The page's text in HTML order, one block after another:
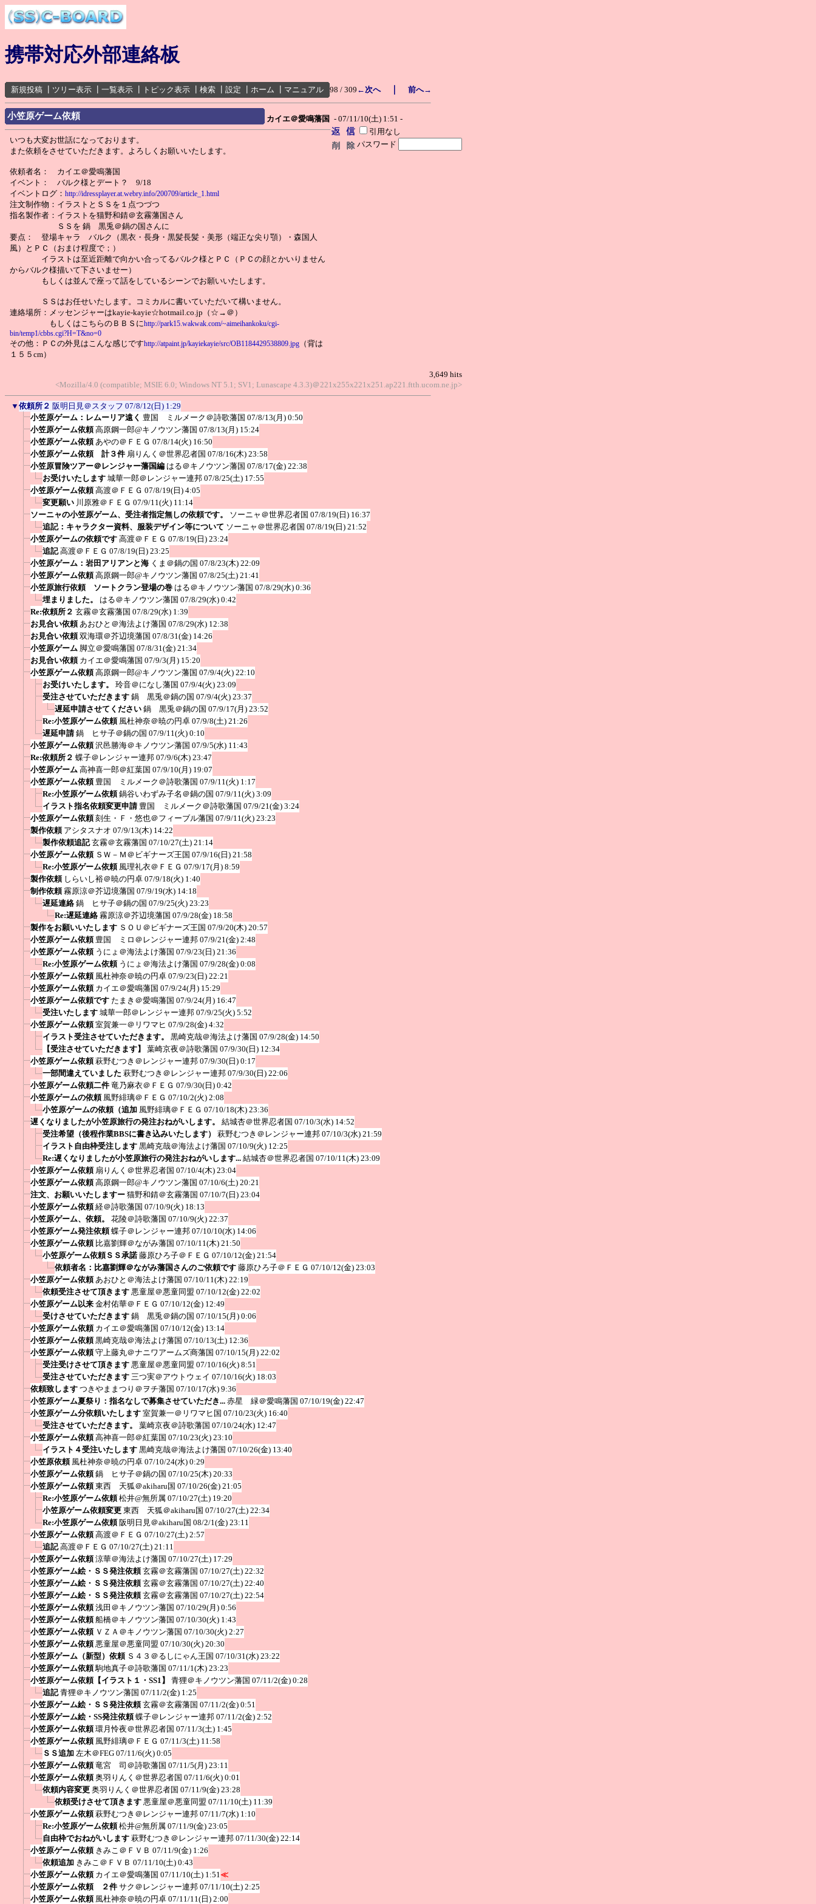
携帯対応外部連絡板
新規投稿 ツリー表示 一覧表示 トピック表示 検索 設定 ホーム マニュアル 98 / 309 ←次へ｜ 前へ→
小笠原ゲーム依頼 カイエ＠愛鳴藩国 - 07/11/10(土) 1:51 -
引用なし
パスワード
いつも大変お世話になっております。
また依頼をさせていただきます。よろしくお願いいたします。
依頼者名： カイエ＠愛鳴藩国
イベント： バルク様とデート？ 9/18
イベントログ： http://idressplayer.at.webry.info/200709/article_1.html
注文制作物：イラストとＳＳを１点つづつ
指名製作者：イラストを猫野和錆＠玄霧藩国さん
ＳＳを 鍋 黒兎＠鍋の国さんに
要点： 登場キャラ バルク（黒衣・長身・黒髪長髪・美形（端正な尖り顎）・森国人
風）とＰＣ（おまけ程度で；）
イラストは至近距離で向かい合ってるバルク様とＰＣ（ＰＣの顔とかいりません
からバルク様描いて下さいませー）
もしくは並んで座って話をしているシーンでお願いいたします。
ＳＳはお任せいたします。コミカルに書いていただいて構いません。
連絡場所：メッセンジャーはkayie-kayie☆hotmail.co.jp（☆→＠）
もしくはこちらのＢＢＳにhttp://park15.wakwak.com/~aimeihankoku/cgi-
bin/temp1/cbbs.cgi?H=T&no=0
その他：ＰＣの外見はこんな感じですhttp://atpaint.jp/kayiekayie/src/OB1184429538809.jpg （背は
１５５cm）
3,649 hits
<Mozilla/4.0 (compatible; MSIE 6.0; Windows NT 5.1; SV1; Lunascape 4.3.3)＠221x255x221x251.ap221.ftth.ucom.ne.jp>
▼ 依頼所２ 阪明日見＠スタッフ 07/8/12(日) 1:29
小笠原ゲーム：レムーリア遠く 豊国 ミルメーク＠詩歌藩国 07/8/13(月) 0:50
小笠原ゲーム依頼 高原鋼一郎@キノウツン藩国 07/8/13(月) 15:24
小笠原ゲーム依頼 あやの＠ＦＥＧ 07/8/14(火) 16:50
小笠原ゲーム依頼 計３件 扇りんく＠世界忍者国 07/8/16(木) 23:58
小笠原冒険ツアー＠レンジャー藩国編 はる＠キノウツン藩国 07/8/17(金) 22:38
お受けいたします 城華一郎＠レンジャー連邦 07/8/25(土) 17:55
小笠原ゲーム依頼 高渡＠ＦＥＧ 07/8/19(日) 4:05
変更願い 川原雅＠ＦＥＧ 07/9/11(火) 11:14
ソーニャの小笠原ゲーム、受注者指定無しの依頼です。
ソーニャ＠世界忍者国 07/8/19(日) 16:37
追記：キャラクター資料、服装デザイン等について ソーニャ＠世界忍者国 07/8/19(日) 21:52
小笠原ゲームの依頼です 高渡＠ＦＥＧ 07/8/19(日) 23:24
追記 高渡＠ＦＥＧ 07/8/19(日) 23:25
小笠原ゲーム：岩田アリアンと海 くま＠鍋の国 07/8/23(木) 22:09
小笠原ゲーム依頼 高原鋼一郎@キノウツン藩国 07/8/25(土) 21:41
小笠原旅行依頼 ソートクラン登場の巻 はる＠キノウツン藩国 07/8/29(水) 0:36
埋まりました。
はる＠キノウツン藩国 07/8/29(水) 0:42
Re:依頼所２ 玄霧＠玄霧藩国 07/8/29(水) 1:39
お見合い依頼 あおひと＠海法よけ藩国 07/8/29(水) 12:38
お見合い依頼 双海環＠芥辺境藩国 07/8/31(金) 14:26
小笠原ゲーム 脚立＠愛鳴藩国 07/8/31(金) 21:34
お見合い依頼 カイエ＠愛鳴藩国 07/9/3(月) 15:20
小笠原ゲーム依頼 高原鋼一郎@キノウツン藩国 07/9/4(火) 22:10
お受けいたします。
玲音＠になし藩国 07/9/4(火) 23:09
受注させていただきます 鍋 黒兎＠鍋の国 07/9/4(火) 23:37
遅延申請させてください 鍋 黒兎＠鍋の国 07/9/17(月) 23:52
Re:小笠原ゲーム依頼 風杜神奈＠暁の円卓 07/9/8(土) 21:26
遅延申請 鍋 ヒサ子＠鍋の国 07/9/11(火) 0:10
小笠原ゲーム依頼 沢邑勝海＠キノウツン藩国 07/9/5(水) 11:43
Re:依頼所２ 蝶子＠レンジャー連邦 07/9/6(木) 23:47
小笠原ゲーム 高神喜一郎＠紅葉国 07/9/10(月) 19:07
小笠原ゲーム依頼 豊国 ミルメーク＠詩歌藩国 07/9/11(火) 1:17
Re:小笠原ゲーム依頼 鍋谷いわずみ子名＠鍋の国 07/9/11(火) 3:09
イラスト指名依頼変更申請 豊国 ミルメーク＠詩歌藩国 07/9/21(金) 3:24
小笠原ゲーム依頼 刻生・Ｆ・悠也＠フィーブル藩国 07/9/11(火) 23:23
製作依頼 アシタスナオ 07/9/13(木) 14:22
製作依頼追記 玄霧＠玄霧藩国 07/10/27(土) 21:14
小笠原ゲーム依頼 ＳＷ－Ｍ＠ビギナーズ王国 07/9/16(日) 21:58
Re:小笠原ゲーム依頼 風理礼衣＠ＦＥＧ 07/9/17(月) 8:59
製作依頼 しらいし裕＠暁の円卓 07/9/18(火) 1:40
制作依頼 霧原涼＠芥辺境藩国 07/9/19(水) 14:18
遅延連絡 鍋 ヒサ子＠鍋の国 07/9/25(火) 23:23
Re:遅延連絡 霧原涼＠芥辺境藩国 07/9/28(金) 18:58
製作をお願いいたします ＳＯＵ＠ビギナーズ王国 07/9/20(木) 20:57
小笠原ゲーム依頼 豊国 ミロ＠レンジャー連邦 07/9/21(金) 2:48
小笠原ゲーム依頼 うにょ＠海法よけ藩国 07/9/23(日) 21:36
Re:小笠原ゲーム依頼 うにょ＠海法よけ藩国 07/9/28(金) 0:08
小笠原ゲーム依頼 風杜神奈＠暁の円卓 07/9/23(日) 22:21
小笠原ゲーム依頼 カイエ＠愛鳴藩国 07/9/24(月) 15:29
小笠原ゲーム依頼です たまき＠愛鳴藩国 07/9/24(月) 16:47
受注いたします 城華一郎＠レンジャー連邦 07/9/25(火) 5:52
小笠原ゲーム依頼 室賀兼一＠リワマヒ 07/9/28(金) 4:32
イラスト受注させていただきます。
黒崎克哉＠海法よけ藩国 07/9/28(金) 14:50
【受注させていただきます】
葉崎京夜＠詩歌藩国 07/9/30(日) 12:34
小笠原ゲーム依頼 萩野むつき＠レンジャー連邦 07/9/30(日) 0:17
一部間違えていました 萩野むつき＠レンジャー連邦 07/9/30(日) 22:06
小笠原ゲーム依頼二件 竜乃麻衣＠ＦＥＧ 07/9/30(日) 0:42
小笠原ゲームの依頼 風野緋璃＠ＦＥＧ 07/10/2(火) 2:08
小笠原ゲームの依頼（追加 風野緋璃＠ＦＥＧ 07/10/18(木) 23:36
遅くなりましたが小笠原旅行の発注おねがいします。
結城杏＠世界忍者国 07/10/3(水) 14:52
受注希望（後程作業BBSに書き込みいたします）
萩野むつき＠レンジャー連邦 07/10/3(水) 21:59
イラスト自由枠受注します 黒崎克哉＠海法よけ藩国 07/10/9(火) 12:25
Re:遅くなりましたが小笠原旅行の発注おねがいします... 結城杏＠世界忍者国 07/10/11(木) 23:09
小笠原ゲーム依頼 扇りんく＠世界忍者国 07/10/4(木) 23:04
小笠原ゲーム依頼 高原鋼一郎@キノウツン藩国 07/10/6(土) 20:21
注文、お願いいたしますー 猫野和錆＠玄霧藩国 07/10/7(日) 23:04
小笠原ゲーム依頼 経＠詩歌藩国 07/10/9(火) 18:13
小笠原ゲーム、依頼。
花陵＠詩歌藩国 07/10/9(火) 22:37
小笠原ゲーム発注依頼 蝶子＠レンジャー連邦 07/10/10(水) 14:06
小笠原ゲーム依頼 比嘉劉輝＠ながみ藩国 07/10/11(木) 21:50
小笠原ゲーム依頼ＳＳ承諾 藤原ひろ子＠ＦＥＧ 07/10/12(金) 21:54
依頼者名：比嘉劉輝＠ながみ藩国さんのご依頼です 藤原ひろ子＠ＦＥＧ 07/10/12(金) 23:03
小笠原ゲーム依頼 あおひと＠海法よけ藩国 07/10/11(木) 22:19
依頼受注させて頂きます 悪童屋＠悪童同盟 07/10/12(金) 22:02
小笠原ゲーム以来 金村佑華＠ＦＥＧ 07/10/12(金) 12:49
受けさせていただきます 鍋 黒兎＠鍋の国 07/10/15(月) 0:06
小笠原ゲーム依頼 カイエ＠愛鳴藩国 07/10/12(金) 13:14
小笠原ゲーム依頼 黒崎克哉＠海法よけ藩国 07/10/13(土) 12:36
小笠原ゲーム依頼 守上藤丸＠ナニワアームズ商藩国 07/10/15(月) 22:02
受注受けさせて頂きます 悪童屋＠悪童同盟 07/10/16(火) 8:51
受注させていただきます 三つ実＠アウトウェイ 07/10/16(火) 18:03
依頼致します つきやままつり＠ヲチ藩国 07/10/17(水) 9:36
小笠原ゲーム夏祭り：指名なしで募集させていただき... 赤星 緑＠愛鳴藩国 07/10/19(金) 22:47
小笠原ゲーム分依頼いたします 室賀兼一＠リワマヒ国 07/10/23(火) 16:40
受注させていただきます。
葉崎京夜＠詩歌藩国 07/10/24(水) 12:47
小笠原ゲーム依頼 高神喜一郎＠紅葉国 07/10/23(火) 23:10
イラスト４受注いたします 黒崎克哉＠海法よけ藩国 07/10/26(金) 13:40
小笠原依頼 風杜神奈＠暁の円卓 07/10/24(水) 0:29
小笠原ゲーム依頼 鍋 ヒサ子＠鍋の国 07/10/25(木) 20:33
小笠原ゲーム依頼 東西 天狐＠akiharu国 07/10/26(金) 21:05
Re:小笠原ゲーム依頼 松井@無所属 07/10/27(土) 19:20
小笠原ゲーム依頼変更 東西 天狐＠akiharu国 07/10/27(土) 22:34
Re:小笠原ゲーム依頼 阪明日見＠akiharu国 08/2/1(金) 23:11
小笠原ゲーム依頼 高渡＠ＦＥＧ 07/10/27(土) 2:57
追記 高渡＠ＦＥＧ 07/10/27(土) 21:11
小笠原ゲーム依頼 涼華＠海法よけ藩国 07/10/27(土) 17:29
小笠原ゲーム絵・ＳＳ発注依頼 玄霧＠玄霧藩国 07/10/27(土) 22:32
小笠原ゲーム絵・ＳＳ発注依頼 玄霧＠玄霧藩国 07/10/27(土) 22:40
小笠原ゲーム絵・ＳＳ発注依頼 玄霧＠玄霧藩国 07/10/27(土) 22:54
小笠原ゲーム依頼 浅田＠キノウツン藩国 07/10/29(月) 0:56
小笠原ゲーム依頼 船橋＠キノウツン藩国 07/10/30(火) 1:43
小笠原ゲーム依頼 ＶＺＡ＠キノウツン藩国 07/10/30(火) 2:27
小笠原ゲーム依頼 悪童屋＠悪童同盟 07/10/30(火) 20:30
小笠原ゲーム（新型）依頼 Ｓ４３＠るしにゃん王国 07/10/31(水) 23:22
小笠原ゲーム依頼 駒地真子＠詩歌藩国 07/11/1(木) 23:23
小笠原ゲーム依頼【イラスト１・SS1】
青狸＠キノウツン藩国 07/11/2(金) 0:28
追記 青狸＠キノウツン藩国 07/11/2(金) 1:25
小笠原ゲーム絵・ＳＳ発注依頼 玄霧＠玄霧藩国 07/11/2(金) 0:51
小笠原ゲーム絵・SS発注依頼 蝶子＠レンジャー連邦 07/11/2(金) 2:52
小笠原ゲーム依頼 環月怜夜＠世界忍者国 07/11/3(土) 1:45
小笠原ゲーム依頼 風野緋璃＠ＦＥＧ 07/11/3(土) 11:58
ＳＳ追加 左木＠FEG 07/11/6(火) 0:05
小笠原ゲーム依頼 竜宮 司＠詩歌藩国 07/11/5(月) 23:11
小笠原ゲーム依頼 奥羽りんく＠世界忍者国 07/11/6(火) 0:01
依頼内容変更 奥羽りんく＠世界忍者国 07/11/9(金) 23:28
依頼受けさせて頂きます 悪童屋＠悪童同盟 07/11/10(土) 11:39
小笠原ゲーム依頼 萩野むつき＠レンジャー連邦 07/11/7(水) 1:10
Re:小笠原ゲーム依頼 松井@無所属 07/11/9(金) 23:05
自由枠でおねがいします 萩野むつき＠レンジャー連邦 07/11/30(金) 22:14
小笠原ゲーム依頼 きみこ＠ＦＶＢ 07/11/9(金) 1:26
依頼追加 きみこ＠ＦＶＢ 07/11/10(土) 0:43
小笠原ゲーム依頼 カイエ＠愛鳴藩国 07/11/10(土) 1:51 ≪
小笠原ゲーム依頼 ２件 サク＠レンジャー連邦 07/11/10(土) 2:25
小笠原ゲーム依頼 風杜神奈＠暁の円卓 07/11/11(日) 2:00